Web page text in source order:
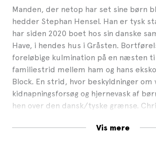
Manden, der netop har set sine børn
hedder Stephan Hensel. Han er tysk
har siden 2020 boet hos sin danske
Have, i hendes hus i Gråsten.
foreløbige kulmination på en næsten ti
familiestrid mellem ham og hans
Block. En strid, hvor beskyldninger om
kidnapningsforsøg og hjernevask af
hen over den dansk/tyske grænse.
restaurantimperium med en årlig
Vis mere